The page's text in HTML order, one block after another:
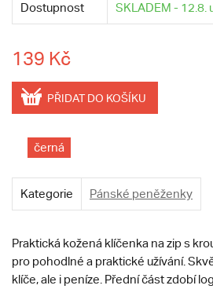
Dostupnost SKLADEM - 12.8.
139 Kč
PŘIDAT DO KOŠÍKU
černá
Kategorie Pánské peněženky
Praktická kožená klíčenka na zip s
pro pohodlné a praktické užívání.
klíče, ale i peníze. Přední část zdobí